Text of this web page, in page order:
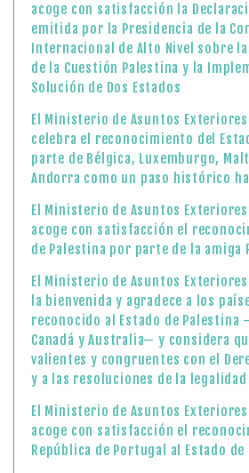
acoge con satisfacción la
emitida por la Presidencia de la
Internacional de Alto Nivel sobre
de la Cuestión Palestina y la
Solución de Dos Estados
El Ministerio de Asuntos
celebra el reconocimiento del
parte de Bélgica, Luxemburgo,
Andorra como un paso histórico
El Ministerio de Asuntos
acoge con satisfacción el
de Palestina por parte de la amiga
El Ministerio de Asuntos
la bienvenida y agradece a los
reconocido al Estado de Palestina
Canadá y Australia— y considera
valientes y congruentes con el
y a las resoluciones de la
El Ministerio de Asuntos
acoge con satisfacción el
República de Portugal al Estado de